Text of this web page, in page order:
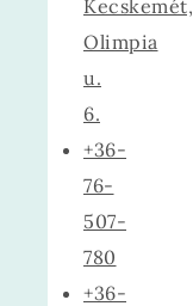
Kecskemét,
Olimpia
u.
6.
+36-
76-
507-
780
+36-